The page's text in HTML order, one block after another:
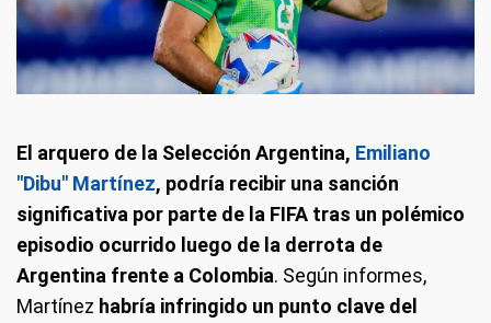
El arquero de la Selección Argentina, Emiliano
"Dibu" Martínez, podría recibir una sanción
significativa por parte de la FIFA tras un polémico
episodio ocurrido luego de la derrota de
Argentina frente a Colombia. Según informes,
Martínez habría infringido un punto clave del